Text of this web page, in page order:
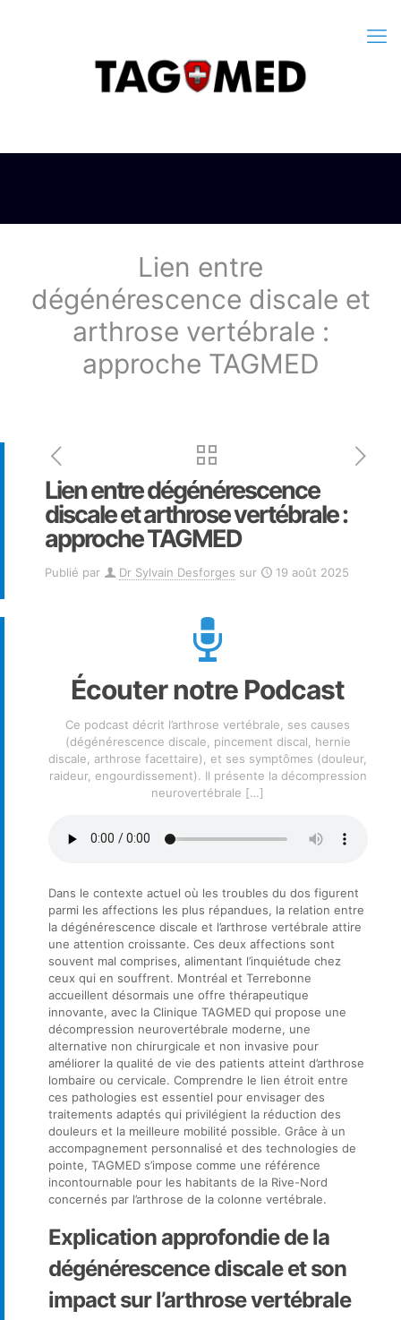
Lien entre
dégénérescence discale et
arthrose vertébrale :
approche TAGMED
Lien entre dégénérescence
discale et arthrose vertébrale :
approche TAGMED
Publié par Dr Sylvain Desforges sur 19 août 2025
Écouter notre Podcast
Ce podcast décrit l’arthrose vertébrale, ses causes
(dégénérescence discale, pincement discal, hernie
discale, arthrose facettaire), et ses symptômes (douleur,
raideur, engourdissement). Il présente la décompression
neurovertébrale […]
Dans le contexte actuel où les troubles du dos figurent
parmi les affections les plus répandues, la relation entre
la dégénérescence discale et l’arthrose vertébrale attire
une attention croissante. Ces deux affections sont
souvent mal comprises, alimentant l’inquiétude chez
ceux qui en souffrent. Montréal et Terrebonne
accueillent désormais une offre thérapeutique
innovante, avec la Clinique TAGMED qui propose une
décompression neurovertébrale moderne, une
alternative non chirurgicale et non invasive pour
améliorer la qualité de vie des patients atteint d’arthrose
lombaire ou cervicale. Comprendre le lien étroit entre
ces pathologies est essentiel pour envisager des
traitements adaptés qui privilégient la réduction des
douleurs et la meilleure mobilité possible. Grâce à un
accompagnement personnalisé et des technologies de
pointe, TAGMED s’impose comme une référence
incontournable pour les habitants de la Rive-Nord
concernés par l’arthrose de la colonne vertébrale.
Explication approfondie de la
dégénérescence discale et son
impact sur l’arthrose vertébrale